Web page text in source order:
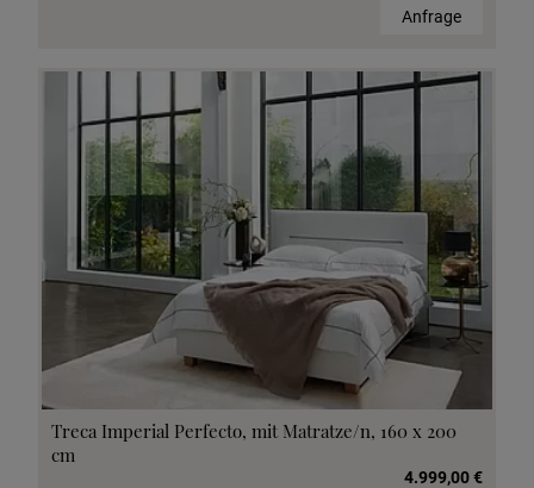
Anfrage
Treca Imperial Perfecto, mit Matratze/n, 160 x 200
cm
4.999,00 €